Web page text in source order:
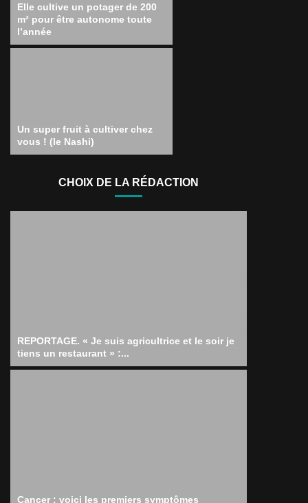
Elle cultive un potager de 200
m² pour être autonome toute
l’année
Un super fruit à cultiver chez
vous ! (le Nashi)
CHOIX DE LA RÉDACTION
REPORTAGE. « Je suis agricultrice et le soir je
tiens un restaurant » :...
Cancer : voici les premiers symptômes